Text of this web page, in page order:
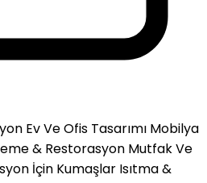
Ev Ve Ofis Tasarımı Mobilya
& Restorasyon Mutfak Ve
İçin Kumaşlar Isıtma &